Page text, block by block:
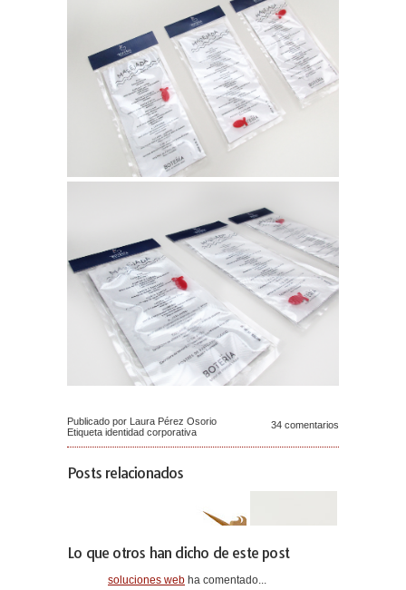
Publicado por Laura Pérez Osorio
Etiqueta identidad corporativa
34 comentarios
Posts relacionados
Lo que otros han dicho de este post
soluciones web ha comentado...